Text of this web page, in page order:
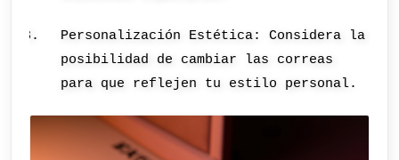
Personalización Estética: Considera la
posibilidad de cambiar las correas
para que reflejen tu estilo personal.